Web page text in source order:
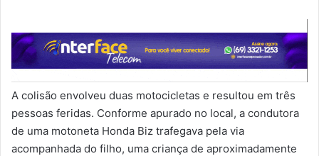
A colisão envolveu duas motocicletas e resultou em três
pessoas feridas. Conforme apurado no local, a condutora
de uma motoneta Honda Biz trafegava pela via
acompanhada do filho, uma criança de aproximadamente